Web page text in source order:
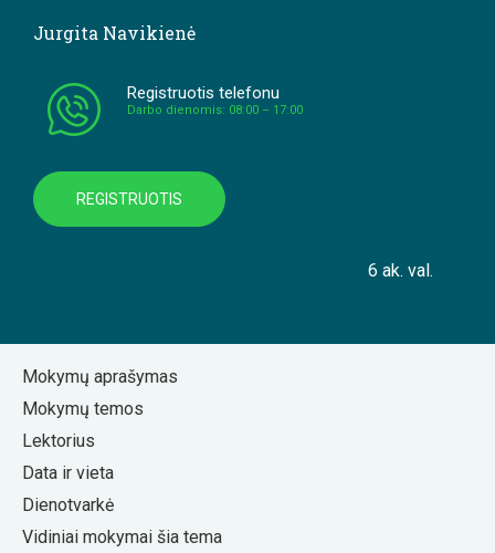
Jurgita Navikienė
Registruotis telefonu
Darbo dienomis: 08:00 – 17:00
REGISTRUOTIS
6 ak. val.
Mokymų aprašymas
Mokymų temos
Lektorius
Data ir vieta
Dienotvarkė
Vidiniai mokymai šia tema